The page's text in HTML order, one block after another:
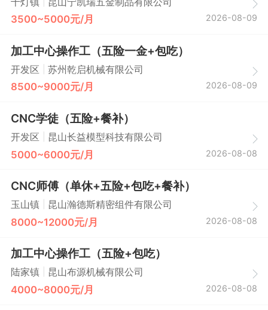
千灯镇
昆山宁凯瑞五金制品有限公司
3500~5000元/月 2026-08-09
加工中心操作工（五险一金+包吃）
开发区 苏州乾启机械有限公司
8500~9000元/月 2026-08-09
CNC学徒（五险+餐补）
开发区 昆山长益模型科技有限公司
5000~6000元/月 2026-08-08
CNC师傅（单休+五险+包吃+餐补）
玉山镇 昆山瀚德斯精密组件有限公司
8000~12000元/月 2026-08-08
加工中心操作工（五险+包吃）
陆家镇 昆山布源机械有限公司
4000~8000元/月 2026-08-08